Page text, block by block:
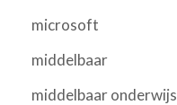
microsoft
middelbaar
middelbaar onderwijs